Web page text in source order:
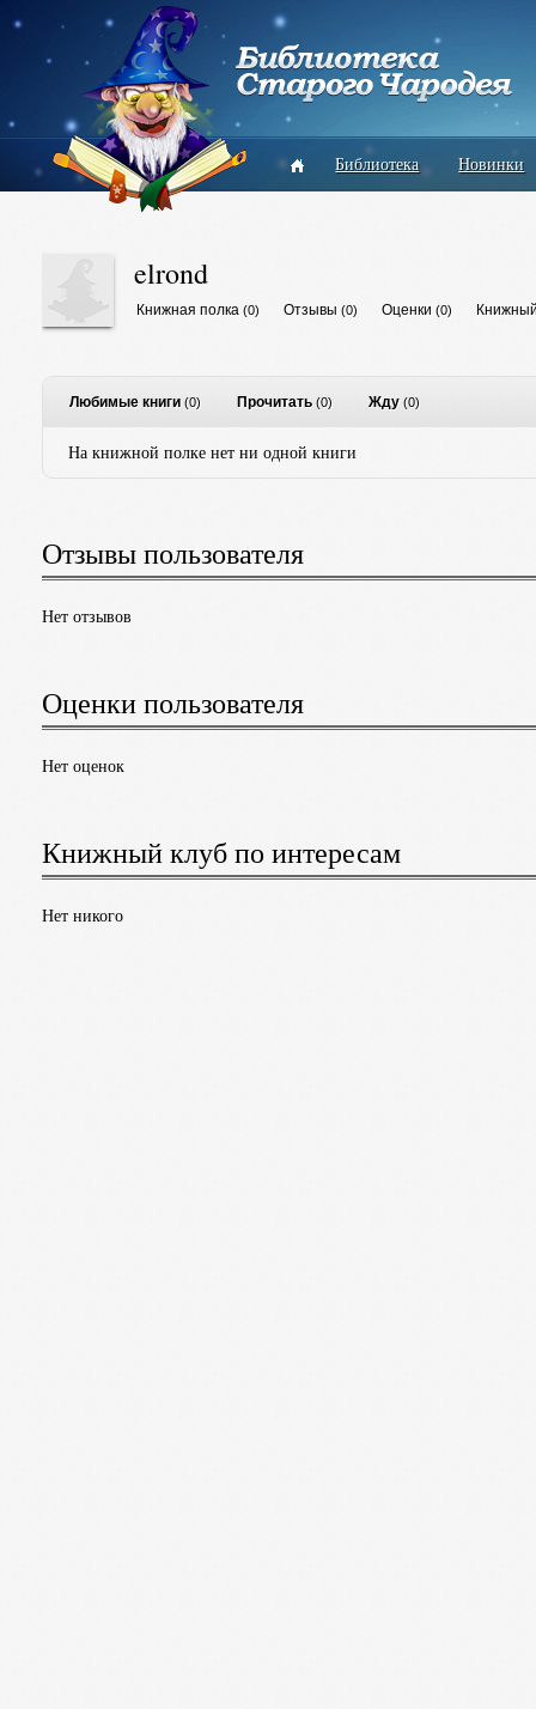
Библиотека Новинки
elrond
Книжная полка (0) Отзывы (0) Оценки (0)
Любимые книги (0) Прочитать (0) Жду (0)
На книжной полке нет ни одной книги
Отзывы пользователя
Нет отзывов
Оценки пользователя
Нет оценок
Книжный клуб по интересам
Нет никого